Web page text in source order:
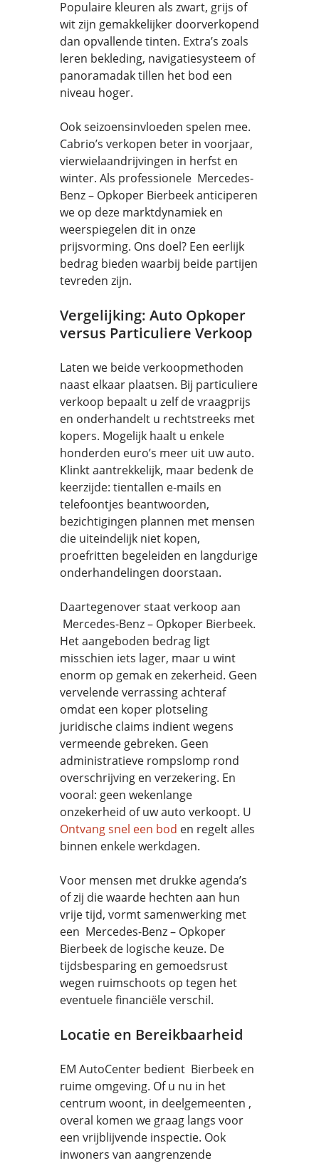
Populaire kleuren als zwart, grijs of
wit zijn gemakkelijker doorverkopend
dan opvallende tinten. Extra’s zoals
leren bekleding, navigatiesysteem of
panoramadak tillen het bod een
niveau hoger.
Ook seizoensinvloeden spelen mee.
Cabrio’s verkopen beter in voorjaar,
vierwielaandrijvingen in herfst en
winter. Als professionele Mercedes-
Benz – Opkoper Bierbeek anticiperen
we op deze marktdynamiek en
weerspiegelen dit in onze
prijsvorming. Ons doel? Een eerlijk
bedrag bieden waarbij beide partijen
tevreden zijn.
Vergelijking: Auto Opkoper
versus Particuliere Verkoop
Laten we beide verkoopmethoden
naast elkaar plaatsen. Bij particuliere
verkoop bepaalt u zelf de vraagprijs
en onderhandelt u rechtstreeks met
kopers. Mogelijk haalt u enkele
honderden euro’s meer uit uw auto.
Klinkt aantrekkelijk, maar bedenk de
keerzijde: tientallen e-mails en
telefoontjes beantwoorden,
bezichtigingen plannen met mensen
die uiteindelijk niet kopen,
proefritten begeleiden en langdurige
onderhandelingen doorstaan.
Daartegenover staat verkoop aan
Mercedes-Benz – Opkoper Bierbeek.
Het aangeboden bedrag ligt
misschien iets lager, maar u wint
enorm op gemak en zekerheid. Geen
vervelende verrassing achteraf
omdat een koper plotseling
juridische claims indient wegens
vermeende gebreken. Geen
administratieve rompslomp rond
overschrijving en verzekering. En
vooral: geen wekenlange
onzekerheid of uw auto verkoopt. U
Ontvang snel een bod en regelt alles
binnen enkele werkdagen.
Voor mensen met drukke agenda’s
of zij die waarde hechten aan hun
vrije tijd, vormt samenwerking met
een Mercedes-Benz – Opkoper
Bierbeek de logische keuze. De
tijdsbesparing en gemoedsrust
wegen ruimschoots op tegen het
eventuele financiële verschil.
Locatie en Bereikbaarheid
EM AutoCenter bedient Bierbeek en
ruime omgeving. Of u nu in het
centrum woont, in deelgemeenten ,
overal komen we graag langs voor
een vrijblijvende inspectie. Ook
inwoners van aangrenzende